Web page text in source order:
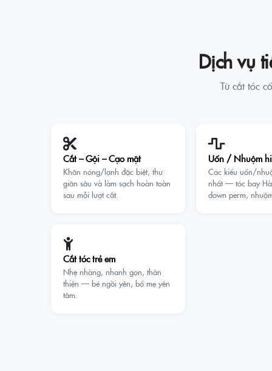
Dịch vụ
Từ cắt tóc
Cắt – Gội – Cạo mặt
Khăn nóng/lạnh đặc biệt, thư
giãn sâu và làm sạch hoàn toàn
sau mỗi lượt cắt.
Uốn / Nhuộm
Các kiểu uốn/
nhất — tóc bay
down perm,
Cắt tóc trẻ em
Nhẹ nhàng, nhanh gọn, thân
thiện — bé ngồi yên, bố mẹ yên
tâm.